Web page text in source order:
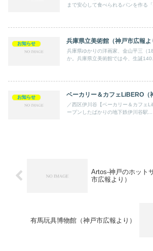
まで安心して食べられるパンを作る「
お知らせ 兵庫県立美術館（神戸市広報よ
兵庫県ゆかりの洋画家、金山平三（
か。兵庫県立美術館では今、生誕
お知らせ ベーカリー＆カフェLiBERO（
／西区伊川谷【ベーカリー＆カフェ
ープンしたばかりの地下鉄伊川谷駅...
Artos-神戸のホット
市広報より）
有馬玩具博物館（神戸市広報より）